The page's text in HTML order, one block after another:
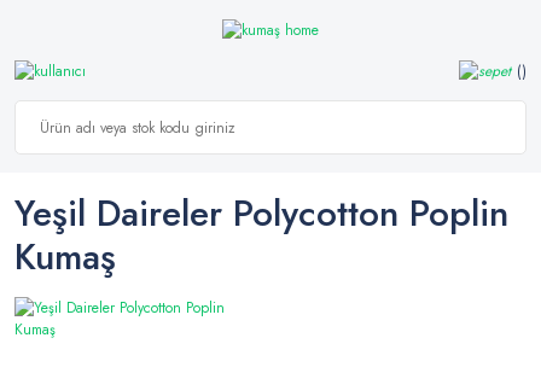
Yeşil Daireler Polycotton Poplin
Kumaş